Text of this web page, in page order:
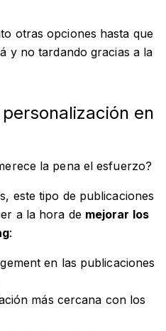
otras opciones hasta que
y no tardando gracias a la
en
la pena el esfuerzo?
este tipo de publicaciones
a la hora de mejorar los
:
en las publicaciones
más cercana con los